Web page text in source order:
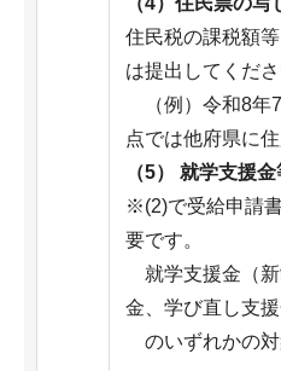
住民税の課税額
は提出してくださ
（例）令和8年
点では他府県に
（5） 就学支援
※(2)で受給申請
要です。
就学支援金（新
金、学び直し支
のいずれかの対